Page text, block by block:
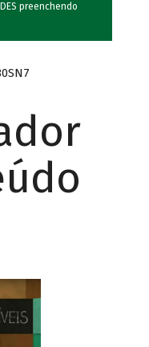
preenchendo